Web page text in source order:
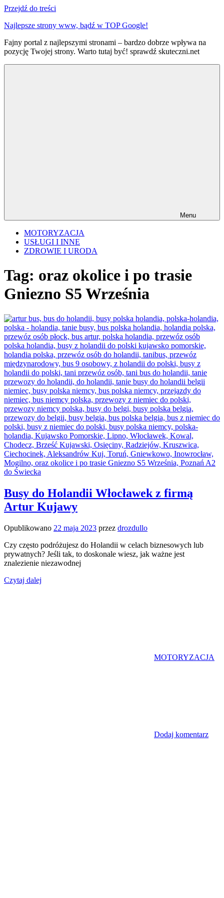
Przejdź do treści
Najlepsze strony www, bądź w TOP Google!
Fajny portal z najlepszymi stronami – bardzo dobrze wpływa na
pozycję Twojej strony. Warto tutaj być! sprawdź skuteczni.net
Menu
MOTORYZACJA
USŁUGI I INNE
ZDROWIE I URODA
Tag: oraz okolice i po trasie
Gniezno S5 Września
Busy do Holandii Włocławek z firmą
Artur Kujawy
Opublikowano 22 maja 2023 przez drozdullo
Czy często podróżujesz do Holandii w celach biznesowych lub
prywatnych? Jeśli tak, to doskonale wiesz, jak ważne jest
znalezienie niezawodnej
Czytaj dalej
MOTORYZACJA
Dodaj komentarz